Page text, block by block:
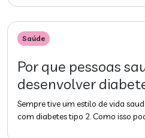
Saúde
Por que pessoas
desenvolver
Sempre tive um estilo de vida
com diabetes tipo 2. Como isso